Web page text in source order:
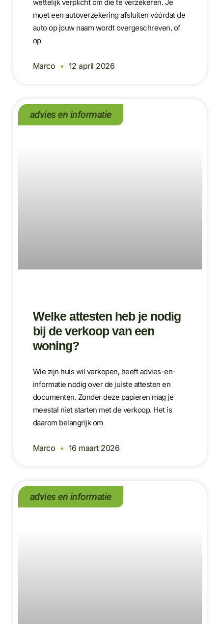
wettelijk verplicht om die te verzekeren. Je
moet een autoverzekering afsluiten vóórdat de
auto op jouw naam wordt overgeschreven, of
op
Marco 12 april 2026
advies en informatie
Welke attesten heb je nodig
bij de verkoop van een
woning?
Wie zijn huis wil verkopen, heeft advies-en-
informatie nodig over de juiste attesten en
documenten. Zonder deze papieren mag je
meestal niet starten met de verkoop. Het is
daarom belangrijk om
Marco 16 maart 2026
advies en informatie